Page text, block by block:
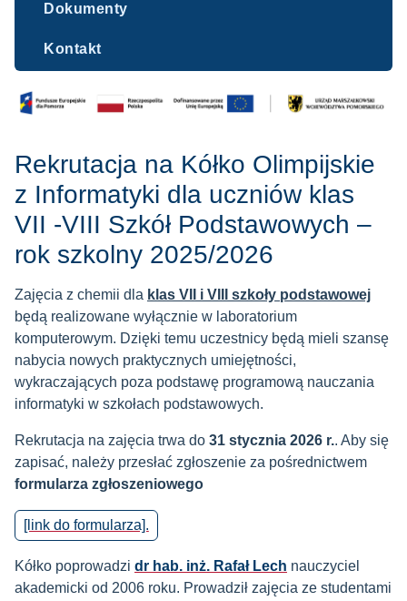
Dokumenty
Kontakt
Rekrutacja na Kółko Olimpijskie
z Informatyki dla uczniów klas
VII -VIII Szkół Podstawowych –
rok szkolny 2025/2026
Zajęcia z chemii dla klas VII i VIII szkoły podstawowej
będą realizowane wyłącznie w laboratorium
komputerowym. Dzięki temu uczestnicy będą mieli szansę
nabycia nowych praktycznych umiejętności,
wykraczających poza podstawę programową nauczania
informatyki w szkołach podstawowych.
Rekrutacja na zajęcia trwa do 31 stycznia 2026 r.. Aby się
zapisać, należy przesłać zgłoszenie za pośrednictwem
formularza zgłoszeniowego
[link do formularza].
Kółko poprowadzi dr hab. inż. Rafał Lech nauczyciel
akademicki od 2006 roku. Prowadził zajęcia ze studentami